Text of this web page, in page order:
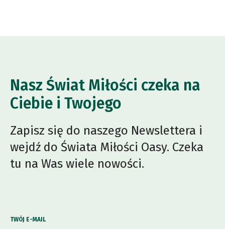
Nasz Świat Miłości czeka na
Ciebie i Twojego
Zapisz się do naszego Newslettera i
wejdź do Świata Miłości Oasy. Czeka
tu na Was wiele nowości.
TWÓJ E-MAIL